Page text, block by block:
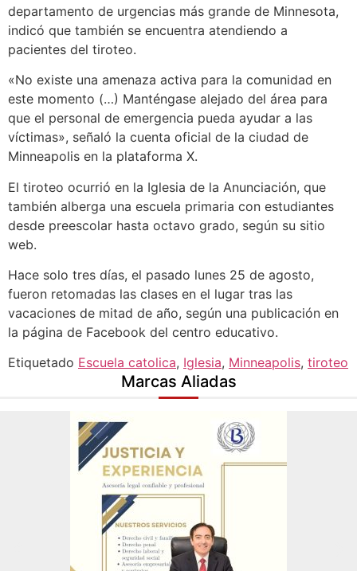
departamento de urgencias más grande de Minnesota,
indicó que también se encuentra atendiendo a
pacientes del tiroteo.
«No existe una amenaza activa para la comunidad en
este momento (…) Manténgase alejado del área para
que el personal de emergencia pueda ayudar a las
víctimas», señaló la cuenta oficial de la ciudad de
Minneapolis en la plataforma X.
El tiroteo ocurrió en la Iglesia de la Anunciación, que
también alberga una escuela primaria con estudiantes
desde preescolar hasta octavo grado, según su sitio
web.
Hace solo tres días, el pasado lunes 25 de agosto,
fueron retomadas las clases en el lugar tras las
vacaciones de mitad de año, según una publicación en
la página de Facebook del centro educativo.
Etiquetado Escuela catolica, Iglesia, Minneapolis, tiroteo
Marcas Aliadas